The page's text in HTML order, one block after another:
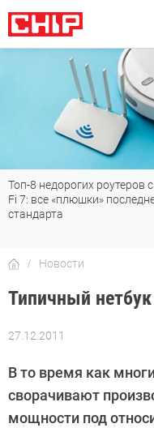
Топ-8 недорогих роутеров
Fi 7: все «плюшки»
стандарта
Новости
Типичный нетбук
27.12.2011
Автор:
В то время как
сворачивают
мощности под